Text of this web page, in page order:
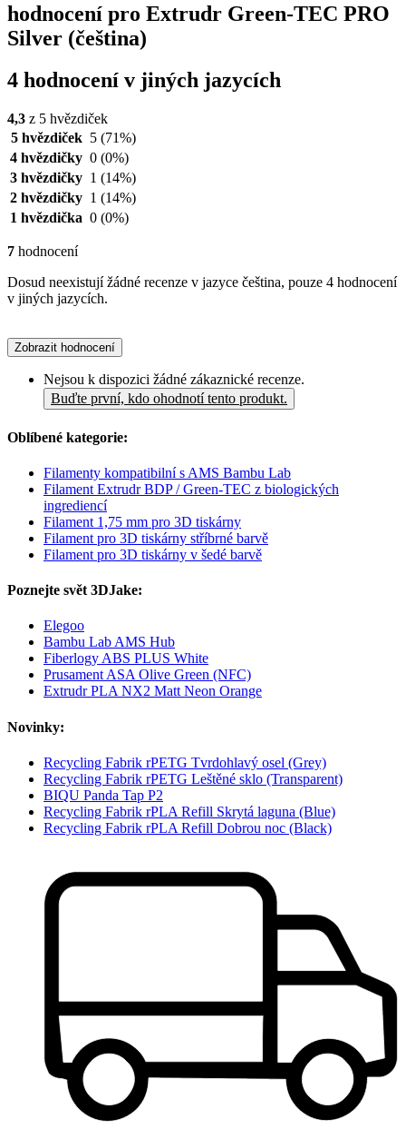
hodnocení pro Extrudr Green-TEC PRO
Silver (čeština)
4 hodnocení v jiných jazycích
4,3 z 5 hvězdiček
5 hvězdiček 5 (71%)
4 hvězdičky 0 (0%)
3 hvězdičky 1 (14%)
2 hvězdičky 1 (14%)
1 hvězdička 0 (0%)
7 hodnocení
Dosud neexistují žádné recenze v jazyce čeština, pouze 4 hodnocení
v jiných jazycích.
Zobrazit hodnocení
Nejsou k dispozici žádné zákaznické recenze.
Buďte první, kdo ohodnotí tento produkt.
Oblíbené kategorie:
Filamenty kompatibilní s AMS Bambu Lab
Filament Extrudr BDP / Green-TEC z biologických
ingrediencí
Filament 1,75 mm pro 3D tiskárny
Filament pro 3D tiskárny stříbrné barvě
Filament pro 3D tiskárny v šedé barvě
Poznejte svět 3DJake:
Elegoo
Bambu Lab AMS Hub
Fiberlogy ABS PLUS White
Prusament ASA Olive Green (NFC)
Extrudr PLA NX2 Matt Neon Orange
Novinky:
Recycling Fabrik rPETG Tvrdohlavý osel (Grey)
Recycling Fabrik rPETG Leštěné sklo (Transparent)
BIQU Panda Tap P2
Recycling Fabrik rPLA Refill Skrytá laguna (Blue)
Recycling Fabrik rPLA Refill Dobrou noc (Black)